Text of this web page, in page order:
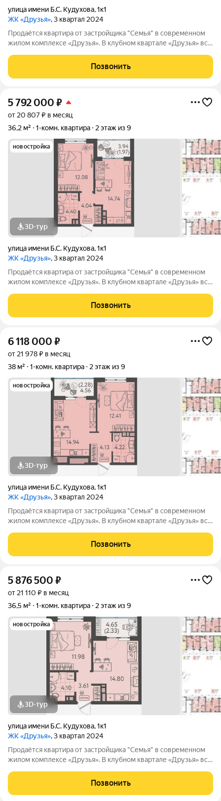
улица имени Б.С. Кудухова,1к1
ЖК «Друзья», 3 квартал 2024
Продаётся квартира от застройщика "Семья" в современном
жилом комплексе «Друзья». В клубном квартале «Друзья» все
Бесплатные игровая комната для детей и антикафе для
Позвонить
5 792 000 ₽
от 20 807 ₽ в месяц
36,2 м²
1-комн. квартира 2 этаж из 9
новостройка
3D-тур
улица имени Б.С. Кудухова,1к1
ЖК «Друзья», 3 квартал 2024
Продаётся квартира от застройщика "Семья" в современном
жилом комплексе «Друзья». В клубном квартале «Друзья» все
Бесплатные игровая комната для детей и антикафе для
Позвонить
6 118 000 ₽
от 21 978 ₽ в месяц
38 м²
1-комн. квартира 2 этаж из 9
новостройка
3D-тур
улица имени Б.С. Кудухова,1к1
ЖК «Друзья», 3 квартал 2024
Продаётся квартира от застройщика "Семья" в современном
жилом комплексе «Друзья». В клубном квартале «Друзья» все
Бесплатные игровая комната для детей и антикафе для
Позвонить
5 876 500 ₽
от 21 110 ₽ в месяц
36,5 м²
1-комн. квартира 2 этаж из 9
новостройка
3D-тур
улица имени Б.С. Кудухова,1к1
ЖК «Друзья», 3 квартал 2024
Продаётся квартира от застройщика "Семья" в современном
жилом комплексе «Друзья». В клубном квартале «Друзья» все
Бесплатные игровая комната для детей и антикафе для
Позвонить